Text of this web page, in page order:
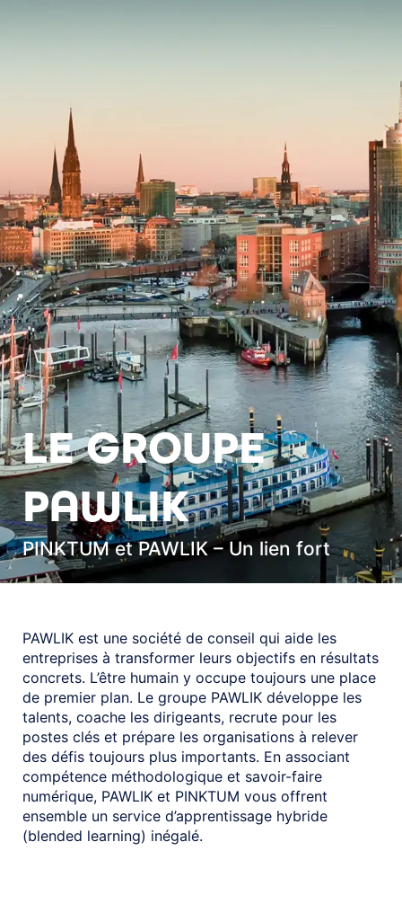
LE GROUPE
PAWLIK
PINKTUM et PAWLIK – Un lien fort
PAWLIK est une société de conseil qui aide les
entreprises à transformer leurs objectifs en résultats
concrets. L’être humain y occupe toujours une place
de premier plan. Le groupe PAWLIK développe les
talents, coache les dirigeants, recrute pour les
postes clés et prépare les organisations à relever
des défis toujours plus importants. En associant
compétence méthodologique et savoir-faire
numérique, PAWLIK et PINKTUM vous offrent
ensemble un service d’apprentissage hybride
(blended learning) inégalé.